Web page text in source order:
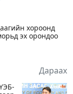
хороонд
эх орондоо
Дараах